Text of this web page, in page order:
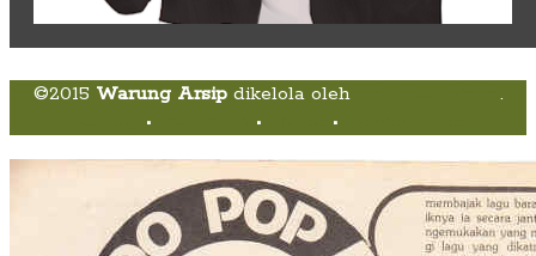
©2015 Warung Arsipdikelola oleh
.
• • •